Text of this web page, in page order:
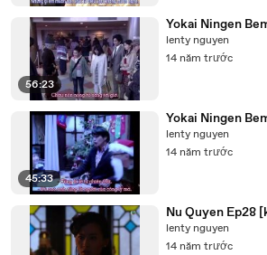
56:23
Yokai Ningen
lenty nguyen
14 năm trước
45:33
Yokai Ningen
lenty nguyen
14 năm trước
Nu Quyen Ep28
lenty nguyen
14 năm trước